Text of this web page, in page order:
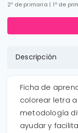
2º de primaria | 1º de
Descripción
Ficha de
colorear letra
metodología
ayudar y